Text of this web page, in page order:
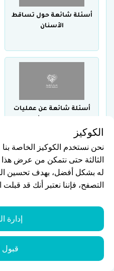
أسئلة شائعة حول تساقط
الأسنان
أسئلة شائعة عن عمليات
أسئلة شائعة عن أفضل
الكوكيز
نحن نستخدم الكوكيز الخاصة
الثالثة حتى نتمكن من عرض
له بشكل أفضل، بهدف تحسين
التصفح، فإننا نعتبر أنك قد قبلت
إدارة
قبول